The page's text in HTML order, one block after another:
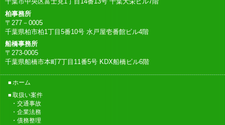
柏事務所
〒277－0005
千葉県柏市柏1丁目5番10号 水戸屋壱番館ビル4階
船橋事務所
〒273-0005
千葉県船橋市本町7丁目11番5号 KDX船橋ビル6階
ホーム
取扱い案件
交通事故
企業法務
債務整理